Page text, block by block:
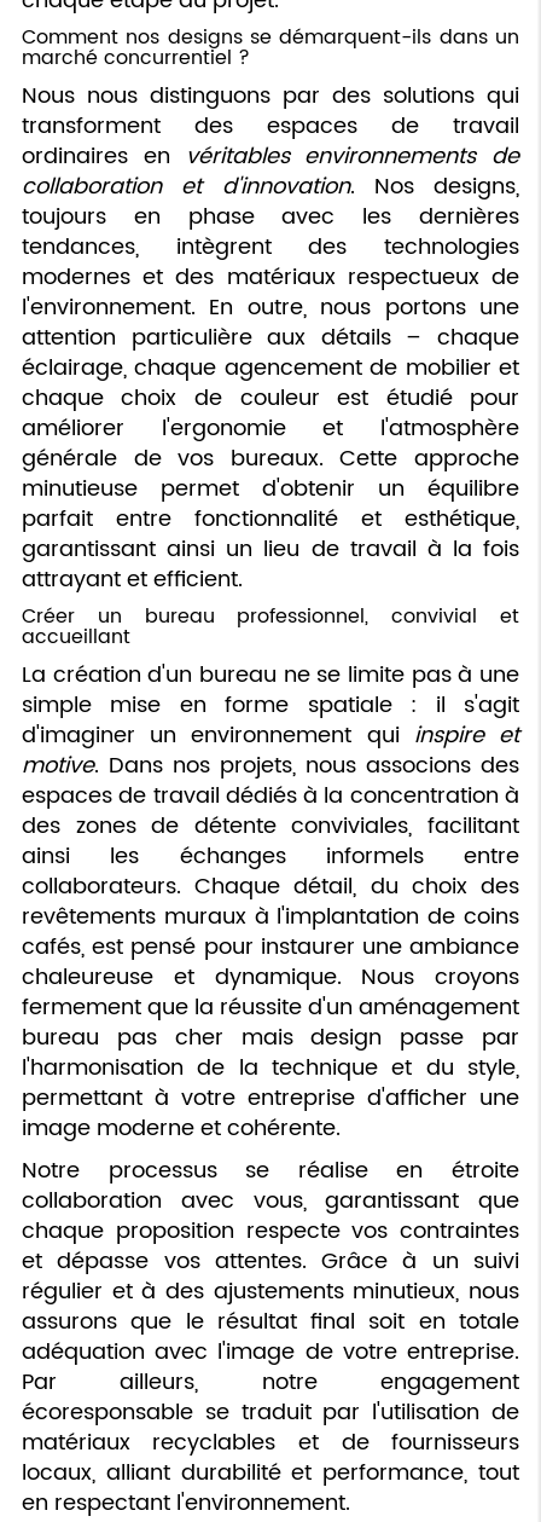
Comment nos designs se démarquent-ils dans un
marché concurrentiel ?
Nous nous distinguons par des solutions qui
transforment des espaces de travail
ordinaires en véritables environnements de
collaboration et d'innovation. Nos designs,
toujours en phase avec les dernières
tendances, intègrent des technologies
modernes et des matériaux respectueux de
l'environnement. En outre, nous portons une
attention particulière aux détails – chaque
éclairage, chaque agencement de mobilier et
chaque choix de couleur est étudié pour
améliorer l'ergonomie et l'atmosphère
générale de vos bureaux. Cette approche
minutieuse permet d'obtenir un équilibre
parfait entre fonctionnalité et esthétique,
garantissant ainsi un lieu de travail à la fois
attrayant et efficient.
Créer un bureau professionnel, convivial et
accueillant
La création d'un bureau ne se limite pas à une
simple mise en forme spatiale : il s'agit
d'imaginer un environnement qui inspire et
motive. Dans nos projets, nous associons des
espaces de travail dédiés à la concentration à
des zones de détente conviviales, facilitant
ainsi les échanges informels entre
collaborateurs. Chaque détail, du choix des
revêtements muraux à l'implantation de coins
cafés, est pensé pour instaurer une ambiance
chaleureuse et dynamique. Nous croyons
fermement que la réussite d'un aménagement
bureau pas cher mais design passe par
l'harmonisation de la technique et du style,
permettant à votre entreprise d'afficher une
image moderne et cohérente.
Notre processus se réalise en étroite
collaboration avec vous, garantissant que
chaque proposition respecte vos contraintes
et dépasse vos attentes. Grâce à un suivi
régulier et à des ajustements minutieux, nous
assurons que le résultat final soit en totale
adéquation avec l'image de votre entreprise.
Par ailleurs, notre engagement
écoresponsable se traduit par l'utilisation de
matériaux recyclables et de fournisseurs
locaux, alliant durabilité et performance, tout
en respectant l'environnement.